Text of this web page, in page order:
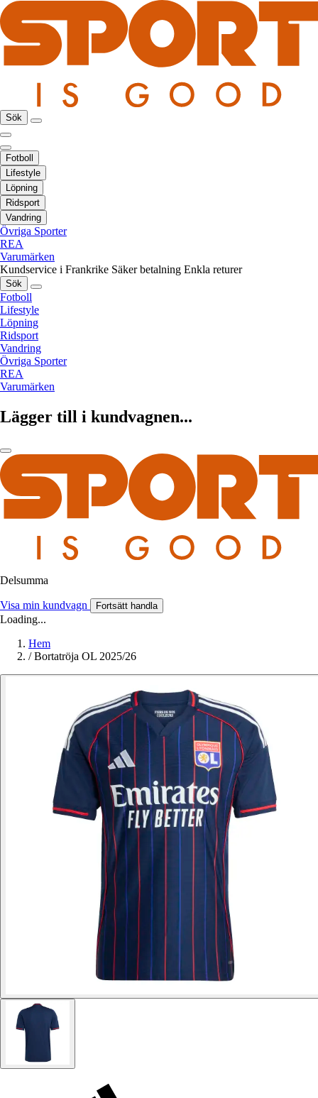
Sök
Fotboll
Lifestyle
Löpning
Ridsport
Vandring
Övriga Sporter
REA
Varumärken
Kundservice i Frankrike Säker betalning Enkla returer
Sök
Fotboll
Lifestyle
Löpning
Ridsport
Vandring
Övriga Sporter
REA
Varumärken
Lägger till i kundvagnen...
Delsumma
Visa min kundvagn Fortsätt handla
Loading...
Hem
/ Bortatröja OL 2025/26